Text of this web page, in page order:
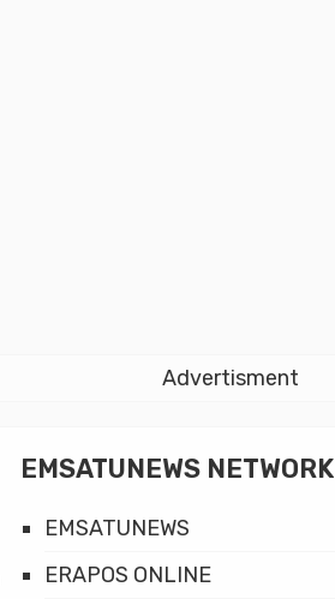
Advertisment
EMSATUNEWS NETWORK
EMSATUNEWS
ERAPOS ONLINE